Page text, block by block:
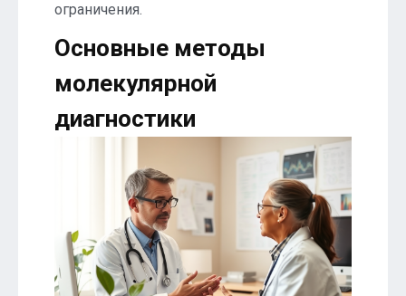
ограничения.
Основные методы
молекулярной
диагностики